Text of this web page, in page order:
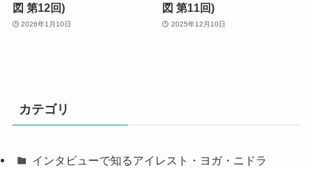
図 第12回)
2026年1月10日
図 第11回)
2025年12月10日
カテゴリ
インタビューで知るアイレスト・ヨガ・ニドラ